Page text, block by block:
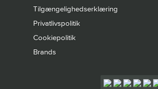
Tilgængelighedserklæring
Privatlivspolitik
Cookiepolitik
Brands